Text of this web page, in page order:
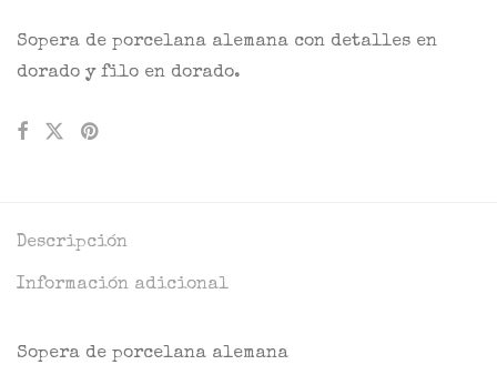
Sopera de porcelana alemana con detalles en
dorado y filo en dorado.
Descripción
Información adicional
Sopera de porcelana alemana